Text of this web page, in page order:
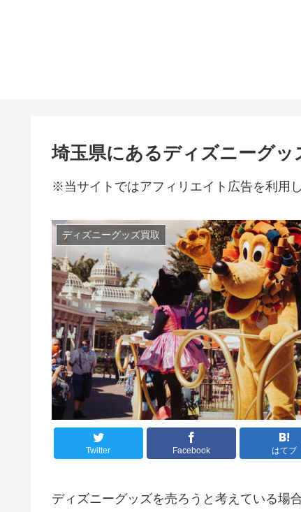
埼玉県にあるディズニーグッ
※当サイトではアフィリエイト広告を利用し
ディズニーグッズ買取
Twitter Facebook はてブ
ディズニーグッズを売ろうと考えている場